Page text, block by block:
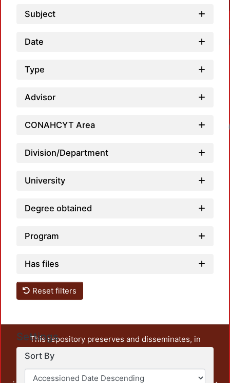
Subject
Date
Type
Advisor
CONAHCYT Area
Division/Department
University
Degree obtained
Program
Has files
Reset filters
Settings
Sort By
This repository preserves and disseminates, in
unrestricted open access, the teaching and research
output of UAM Azcapotzalco. It also includes some
administrative and graphic documents from the